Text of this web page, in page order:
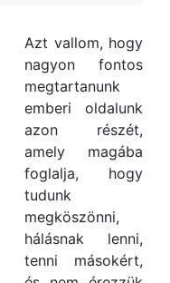
Azt vallom, hogy
nagyon fontos
megtartanunk
emberi oldalunk
azon részét,
amely magába
foglalja, hogy
tudunk
megköszönni,
hálásnak lenni,
tenni másokért,